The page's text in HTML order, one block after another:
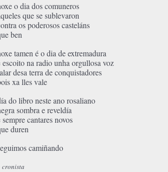
o dia dos comuneros
que se sublevaron
os poderosos casteláns
ben
tamen é o dia de extremadura
escoito na radio unha orgullosa voz
desa terra de conquistadores
xa lles vale
do libro neste ano rosaliano
sombra e reveldía
sempre cantares novos
duren
camiñando
cronista